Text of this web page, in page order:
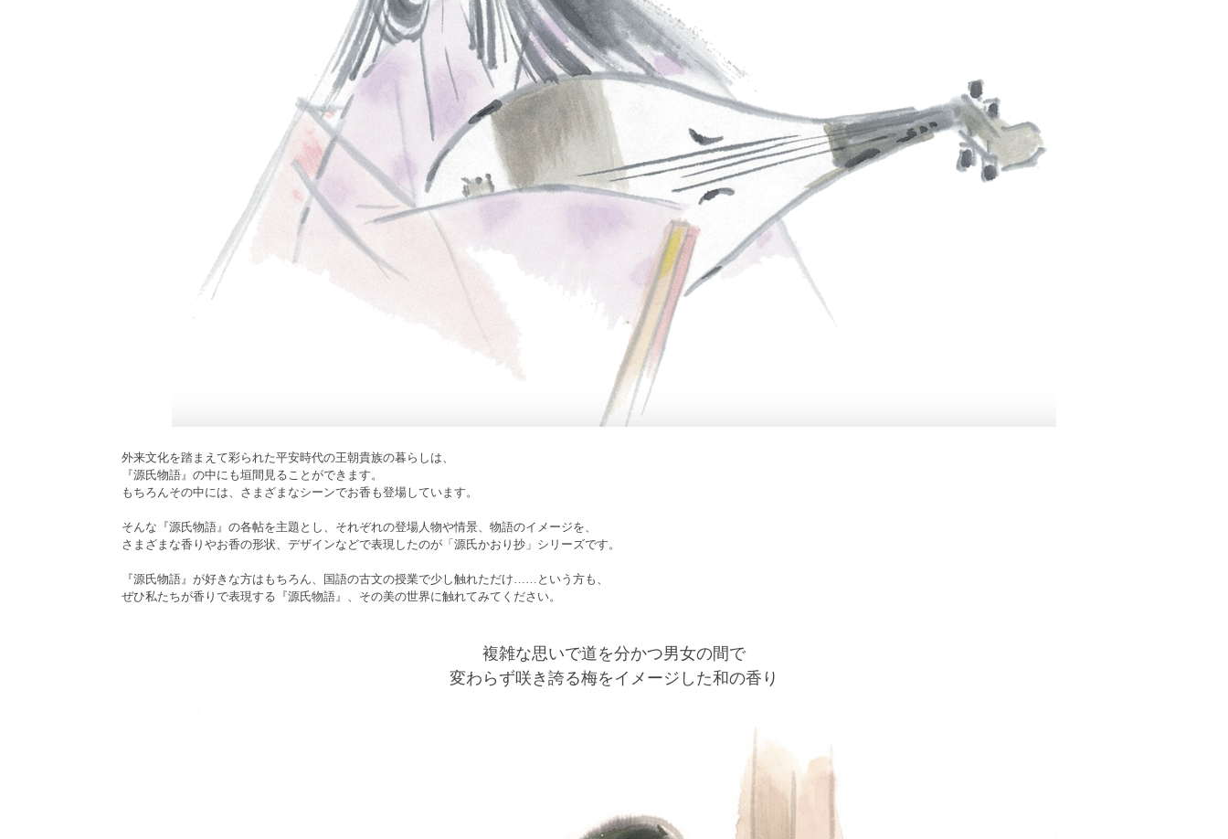
外来文化を踏まえて彩られた平安時代の王朝貴族の暮らしは、
『源氏物語』の中にも垣間見ることができます。
もちろんその中には、さまざまなシーンでお香も登場しています。
そんな『源氏物語』の各帖を主題とし、それぞれの登場人物や情景、物語のイメージを、
さまざまな香りやお香の形状、デザインなどで表現したのが「源氏かおり抄」シリーズです。
『源氏物語』が好きな方はもちろん、国語の古文の授業で少し触れただけ……という方も、
ぜひ私たちが香りで表現する『源氏物語』、その美の世界に触れてみてください。
複雑な思いで道を分かつ男女の間で
変わらず咲き誇る梅をイメージした和の香り